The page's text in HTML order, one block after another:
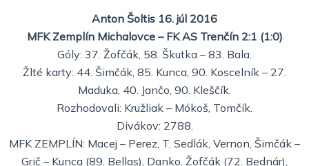
Anton Šoltis 16. júl 2016
MFK Zemplín Michalovce – FK AS Trenčín 2:1 (1:0)
Góly: 37. Žofčák, 58. Škutka – 83. Bala.
Žlté karty: 44. Šimčák, 85. Kunca, 90. Koscelník – 27.
Maduka, 40. Jančo, 90. Kleščík.
Rozhodovali: Kružliak – Mókoš, Tomčík.
Divákov: 2788.
MFK ZEMPLÍN: Macej – Perez, T. Sedlák, Vernon, Šimčák –
Grič – Kunca (89. Bellas), Danko, Žofčák (72. Bednár),